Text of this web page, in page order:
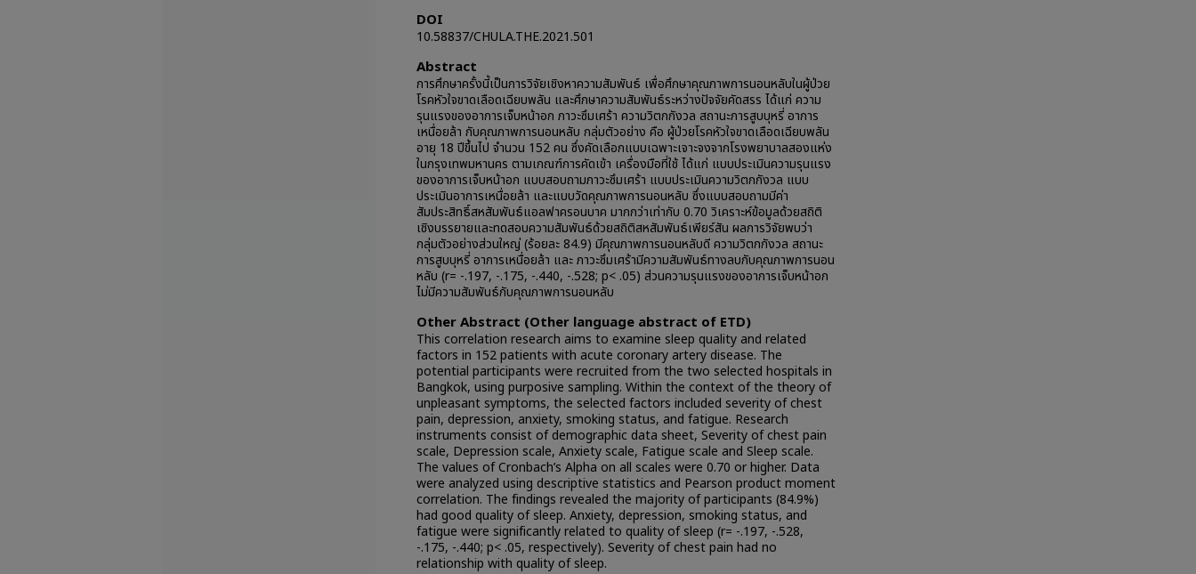
DOI
10.58837/CHULA.THE.2021.501
Abstract
การศึกษาครั้งนี้เป็นการวิจัยเชิงหาความสัมพันธ์ เพื่อศึกษาคุณภาพการนอนหลับในผู้ป่วย
โรคหัวใจขาดเลือดเฉียบพลัน และศึกษาความสัมพันธ์ระหว่างปัจจัยคัดสรร ได้แก่ ความ
รุนแรงของอาการเจ็บหน้าอก ภาวะซึมเศร้า ความวิตกกังวล สถานะการสูบบุหรี่ อาการ
เหนื่อยล้า กับคุณภาพการนอนหลับ กลุ่มตัวอย่าง คือ ผู้ป่วยโรคหัวใจขาดเลือดเฉียบพลัน
อายุ 18 ปีขึ้นไป จำนวน 152 คน ซึ่งคัดเลือกแบบเฉพาะเจาะจงจากโรงพยาบาลสองแห่ง
ในกรุงเทพมหานคร ตามเกณฑ์การคัดเข้า เครื่องมือที่ใช้ ได้แก่ แบบประเมินความรุนแรง
ของอาการเจ็บหน้าอก แบบสอบถามภาวะซึมเศร้า แบบประเมินความวิตกกังวล แบบ
ประเมินอาการเหนื่อยล้า และแบบวัดคุณภาพการนอนหลับ ซึ่งแบบสอบถามมีค่า
สัมประสิทธิ์สหสัมพันธ์แอลฟาครอนบาค มากกว่าเท่ากับ 0.70 วิเคราะห์ข้อมูลด้วยสถิติ
เชิงบรรยายและทดสอบความสัมพันธ์ด้วยสถิติสหสัมพันธ์เพียร์สัน ผลการวิจัยพบว่า
กลุ่มตัวอย่างส่วนใหญ่ (ร้อยละ 84.9) มีคุณภาพการนอนหลับดี ความวิตกกังวล สถานะ
การสูบบุหรี่ อาการเหนื่อยล้า และ ภาวะซึมเศร้ามีความสัมพันธ์ทางลบกับคุณภาพการนอน
หลับ (r= -.197, -.175, -.440, -.528; p< .05) ส่วนความรุนแรงของอาการเจ็บหน้าอก
ไม่มีความสัมพันธ์กับคุณภาพการนอนหลับ
Other Abstract (Other language abstract of ETD)
This correlation research aims to examine sleep quality and related
factors in 152 patients with acute coronary artery disease. The
potential participants were recruited from the two selected hospitals in
Bangkok, using purposive sampling. Within the context of the theory of
unpleasant symptoms, the selected factors included severity of chest
pain, depression, anxiety, smoking status, and fatigue. Research
instruments consist of demographic data sheet, Severity of chest pain
scale, Depression scale, Anxiety scale, Fatigue scale and Sleep scale.
The values of Cronbach’s Alpha on all scales were 0.70 or higher. Data
were analyzed using descriptive statistics and Pearson product moment
correlation. The findings revealed the majority of participants (84.9%)
had good quality of sleep. Anxiety, depression, smoking status, and
fatigue were significantly related to quality of sleep (r= -.197, -.528,
-.175, -.440; p< .05, respectively). Severity of chest pain had no
relationship with quality of sleep.